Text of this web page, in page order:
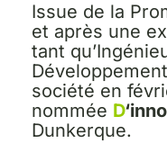
Issue de la
et après une
tant
société en
nommée D
Dunkerque.